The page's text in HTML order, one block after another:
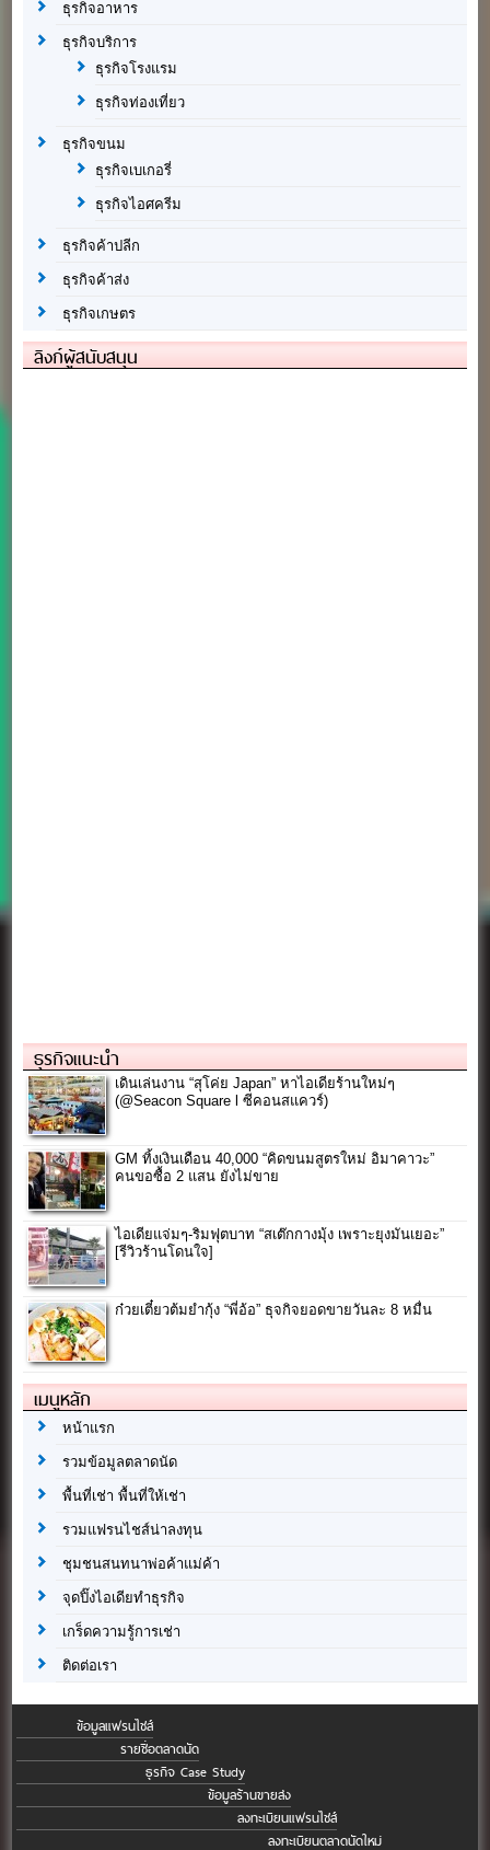
ธุรกิจอาหาร
ธุรกิจบริการ
ธุรกิจโรงแรม
ธุรกิจท่องเที่ยว
ธุรกิจขนม
ธุรกิจเบเกอรี่
ธุรกิจไอศครีม
ธุรกิจค้าปลีก
ธุรกิจค้าส่ง
ธุรกิจเกษตร
ลิงก์ผู้สนับสนุน
ธุรกิจแนะนำ
เดินเล่นงาน “สุโค่ย Japan” หาไอเดียร้านใหม่ๆ
(@Seacon Square l ซีคอนสแควร์)
GM ทิ้งเงินเดือน 40,000 “คิดขนมสูตรใหม่ อิมาคาวะ”
คนขอซื้อ 2 แสน ยังไม่ขาย
ไอเดียแจ่มๆ-ริมฟุตบาท “สเต๊กกางมุ้ง เพราะยุงมันเยอะ”
[รีวิวร้านโดนใจ]
ก๋วยเตี๋ยวต้มยำกุ้ง “พี่อ้อ” ธุจกิจยอดขายวันละ 8 หมื่น
เมนูหลัก
หน้าแรก
รวมข้อมูลตลาดนัด
พื้นที่เช่า พื้นที่ให้เช่า
รวมแฟรนไชส์น่าลงทุน
ชุมชนสนทนาพ่อค้าแม่ค้า
จุดปิ๊งไอเดียทำธุรกิจ
เกร็ดความรู้การเช่า
ติดต่อเรา
ข้อมูลแฟรนไชส์
รายชื่อตลาดนัด
ธุรกิจ Case Study
ข้อมูลร้านขายส่ง
ลงทะเบียนแฟรนไชส์
ลงทะเบียนตลาดนัดใหม่